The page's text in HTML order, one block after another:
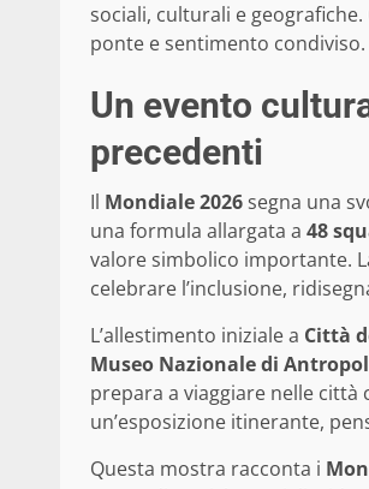
sociali, culturali e
ponte e sentimento condiviso.
Un evento
precedenti
Il Mondiale 2026segna una
una formula allargata a 48
valore simbolico importante.
celebrare l’inclusione,
L’allestimento iniziale a Città
Museo Nazionale di
prepara a viaggiare nelle
un’esposizione itinerante,
Questa mostra racconta i